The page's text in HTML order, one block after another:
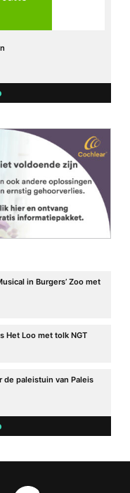
in Burgers’ Zoo met
Het Loo met tolk NGT
de paleistuin van Paleis